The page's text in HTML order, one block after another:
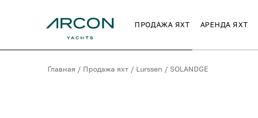
ПРОДАЖА ЯХТ АРЕНДА ЯХТ
Главная / Продажа яхт / Lurssen / SOLANDGE